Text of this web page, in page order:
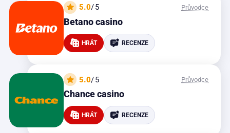
5.0/5 Průvodce
Betano casino
HRÁT RECENZE
5.0/5 Průvodce
Chance casino
HRÁT RECENZE